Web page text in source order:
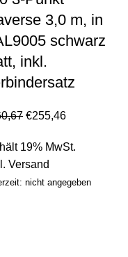
3,0 m, in
schwarz
inkl.
€255,46
19% MwSt.
Versand
nicht angegeben